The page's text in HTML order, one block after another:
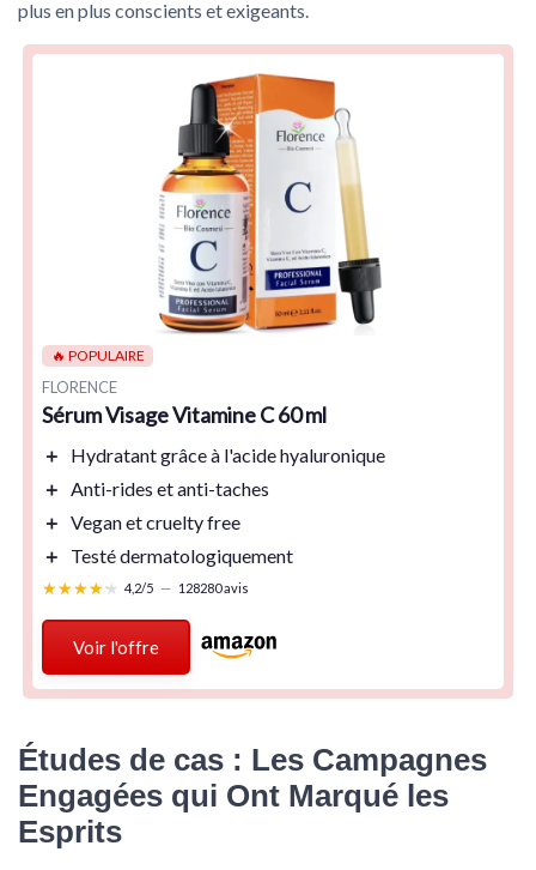
plus en plus conscients et exigeants.
🔥 POPULAIRE
FLORENCE
Sérum Visage Vitamine C 60 ml
＋ Hydratantgrâce à l'acide hyaluronique
＋ Anti-rides etanti-taches
＋ Veganetcruelty free
＋
Testé dermatologiquement
★★★★★
★★★★★ 4,2/5 — 128280 avis
Voir l'offre
Études de cas : Les Campagnes
Engagées qui Ont Marqué les
Esprits